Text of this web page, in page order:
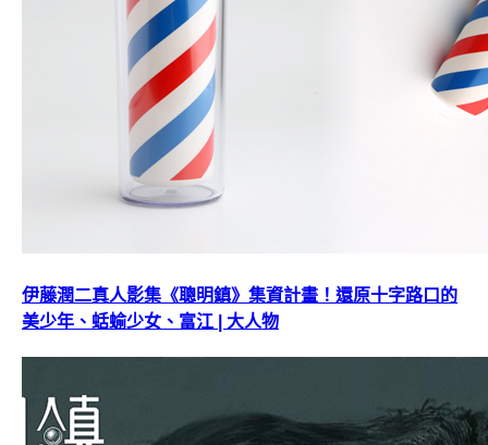
伊藤潤二真人影集《聰明鎮》集資計畫！還原十字路口的
美少年、蛞蝓少女、富江 | 大人物